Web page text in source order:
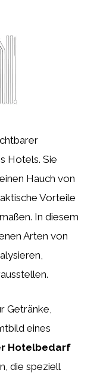
Hotels. Sie
Hauch von
Vorteile
In diesem
Arten von
Getränke,
eines
Hotelbedarf
die speziell